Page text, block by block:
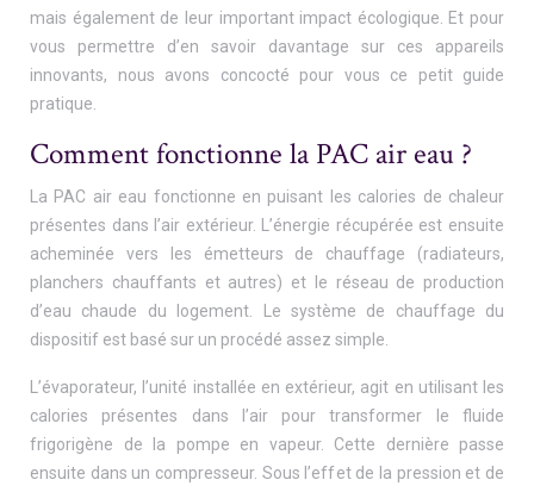
mais également de leur important impact écologique. Et pour
vous permettre d’en savoir davantage sur ces appareils
innovants, nous avons concocté pour vous ce petit guide
pratique.
Comment fonctionne la PAC air eau ?
La PAC air eau fonctionne en puisant les calories de chaleur
présentes dans l’air extérieur. L’énergie récupérée est ensuite
acheminée vers les émetteurs de chauffage (radiateurs,
planchers chauffants et autres) et le réseau de production
d’eau chaude du logement. Le système de chauffage du
dispositif est basé sur un procédé assez simple.
L’évaporateur, l’unité installée en extérieur, agit en utilisant les
calories présentes dans l’air pour transformer le fluide
frigorigène de la pompe en vapeur. Cette dernière passe
ensuite dans un compresseur. Sous l’effet de la pression et de